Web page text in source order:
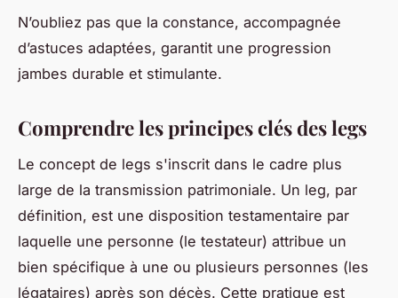
N’oubliez pas que la constance, accompagnée
d’astuces adaptées, garantit une progression
jambes durable et stimulante.
Comprendre les principes clés des legs
Le concept de legs s'inscrit dans le cadre plus
large de la transmission patrimoniale. Un leg, par
définition, est une disposition testamentaire par
laquelle une personne (le testateur) attribue un
bien spécifique à une ou plusieurs personnes (les
légataires) après son décès. Cette pratique est